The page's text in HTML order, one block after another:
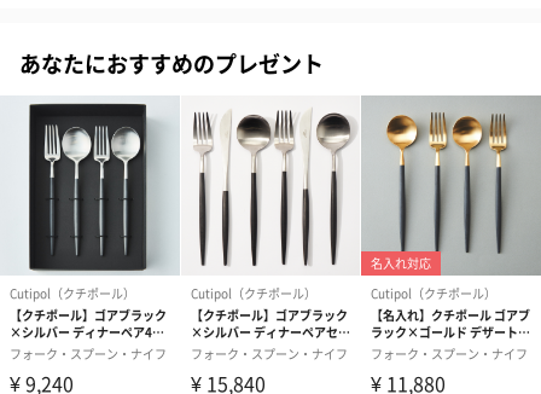
シンプルなデザインのため、和洋中どの食器にも合わせやすく使
毎日使うことが出来るデザインですが、見た瞬間にCutipolとわか
る特徴的なカットラインが素敵。
ハンドメイド
ハンドメイド研磨まで1本1本熟練の職人によってハンドメイドで
作られています。
人の手によって作られたことによって柔らかなカーブや繊細な仕
あなたにおすすめのプレゼント